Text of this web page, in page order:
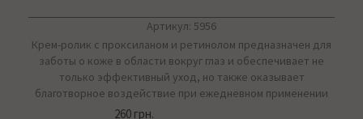
Артикул: 5956
Крем-ролик с проксиланом и ретинолом предназначен для
заботы о коже в области вокруг глаз и обеспечивает не
только эффективный уход, но также оказывает
благотворное воздействие при ежедневном применении
260 грн.